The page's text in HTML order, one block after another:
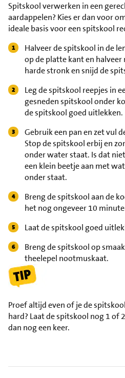
Spitskool verwerken in een
aardappelen? Kies er dan voor
ideale basis voor een spitskool
Halveer de spitskool in de
op de platte kant en
harde stronk en snijd de
Leg de spitskool reepjes in
gesneden spitskool onder
de spitskool goed uitlekken.
Gebruik een pan en zet vul
Stop de spitskool erbij en
onder water staat. Is dat
een klein beetje aan met
onder staat.
Breng de spitskool aan de
het nog ongeveer 10
Laat de spitskool goed
Breng de spitskool op
theelepel nootmuskaat.
Proef altijd even of je de
hard? Laat de spitskool nog 1 of
dan nog een keer.